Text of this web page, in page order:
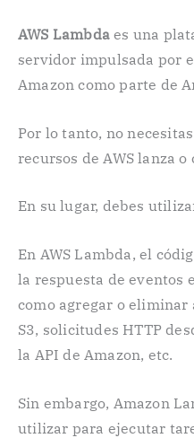
AWS Lambda es una
servidor impulsada por
Amazon como parte de
Por lo tanto, no
recursos de AWS lanza
En su lugar, debes
En AWS Lambda, el
la respuesta de eventos
como agregar o eliminar
S3, solicitudes HTTP
la API de Amazon, etc.
Sin embargo, Amazon
utilizar para ejecutar